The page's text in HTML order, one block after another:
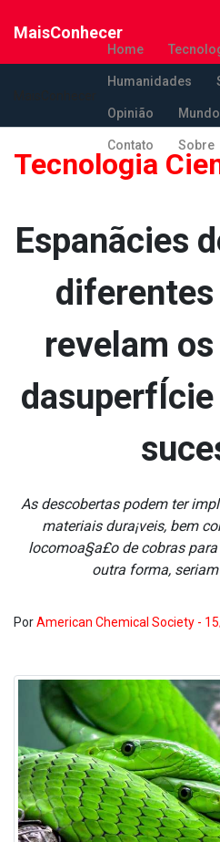
MaisConhecer
Home
Humanidades
Opinião Mundo
Contato Sobre
Tecnologia
Espanãcies
revelam
As descobertas podem ter
materiais dura¡veis, bem
locomoa§a£o de cobras
outra forma,
PorAmerican Chemical Society -